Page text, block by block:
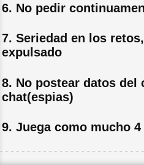
6. No pedir
7. Seriedad en los
expulsado
8. No postear datos del
chat(espias)
9. Juega como mucho